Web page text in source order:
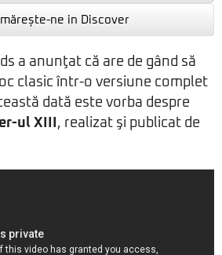
ne in Discover
a anunţat că are de gând să
clasic într-o versiune complet
dată este vorba despre
ul XIII , realizat şi publicat de